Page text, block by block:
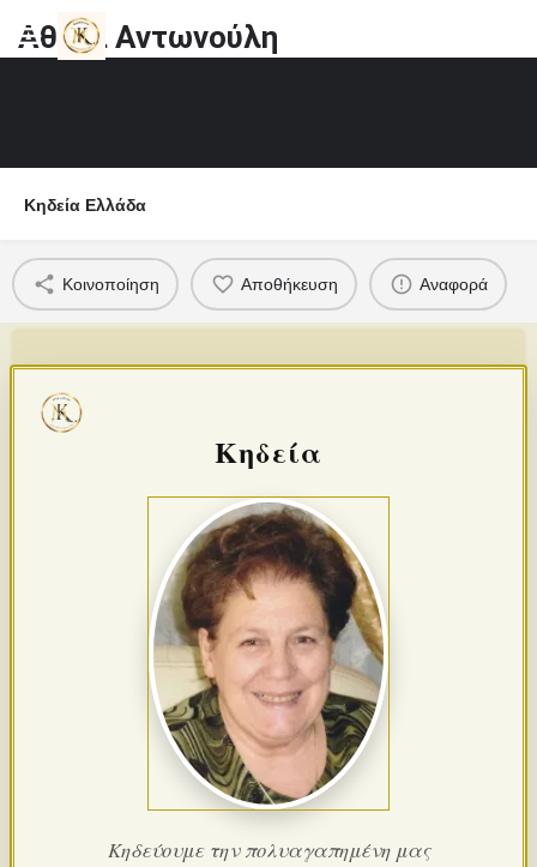
Αθηνά Αντωνούλη
Κηδεία Ελλάδα
Κοινοποίηση Αποθήκευση Αναφορά
Κηδεία
Κηδεύουμε την πολυαγαπημένη μας